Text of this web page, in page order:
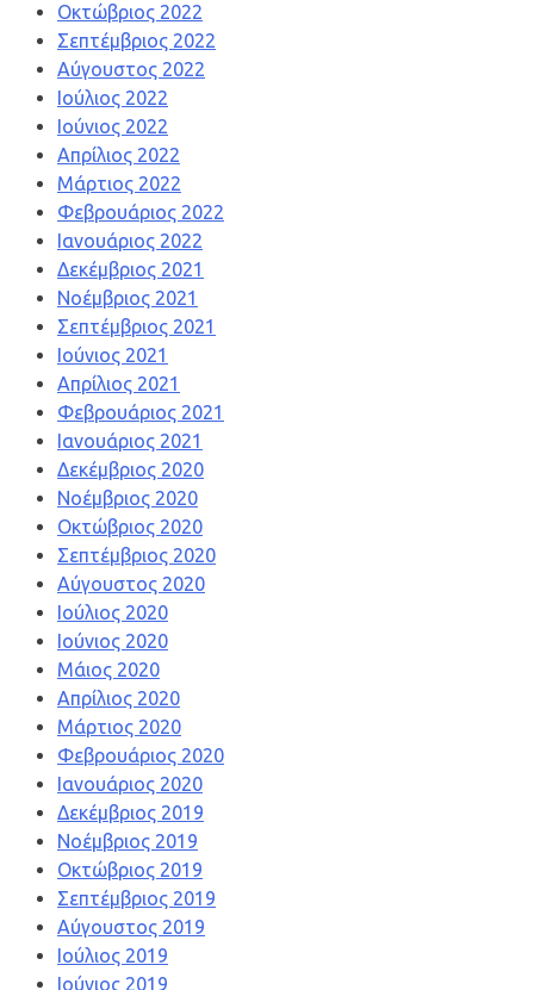
Οκτώβριος 2022
Σεπτέμβριος 2022
Αύγουστος 2022
Ιούλιος 2022
Ιούνιος 2022
Απρίλιος 2022
Μάρτιος 2022
Φεβρουάριος 2022
Ιανουάριος 2022
Δεκέμβριος 2021
Νοέμβριος 2021
Σεπτέμβριος 2021
Ιούνιος 2021
Απρίλιος 2021
Φεβρουάριος 2021
Ιανουάριος 2021
Δεκέμβριος 2020
Νοέμβριος 2020
Οκτώβριος 2020
Σεπτέμβριος 2020
Αύγουστος 2020
Ιούλιος 2020
Ιούνιος 2020
Μάιος 2020
Απρίλιος 2020
Μάρτιος 2020
Φεβρουάριος 2020
Ιανουάριος 2020
Δεκέμβριος 2019
Νοέμβριος 2019
Οκτώβριος 2019
Σεπτέμβριος 2019
Αύγουστος 2019
Ιούλιος 2019
Ιούνιος 2019